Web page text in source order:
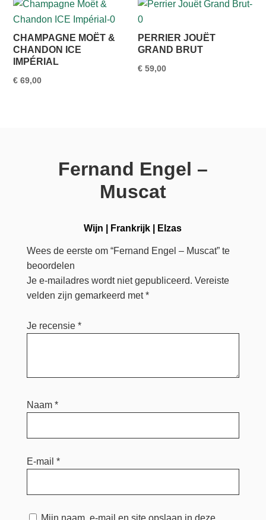
CHAMPAGNE MOËT &
CHANDON ICE
IMPÉRIAL
€ 69,00
PERRIER JOUËT
GRAND BRUT
€ 59,00
Fernand Engel –
Muscat
Wijn Frankrijk Elzas
Wees de eerste om “Fernand Engel – Muscat” te
beoordelen
Je e-mailadres wordt niet gepubliceerd. Vereiste
velden zijn gemarkeerd met*
Je recensie *
Naam *
E-mail *
Mijn naam, e-mail en site opslaan in deze